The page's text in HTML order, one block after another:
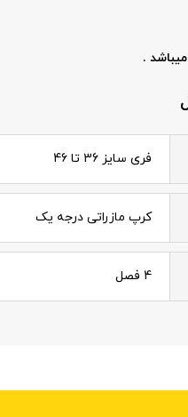
.
فری سایز 36 تا 46
کرپ مازراتی درجه یک
4 فصل